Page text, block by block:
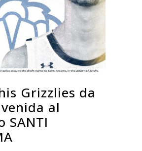
Grizzlies da
al
SANTI